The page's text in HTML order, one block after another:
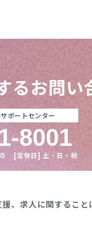
るお問い
ポートセンター
8001
[定休日] 土・日・祝
援、求人に関すること